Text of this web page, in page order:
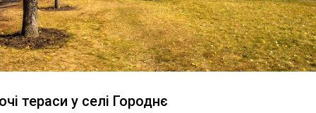
тераси у селі Городнє